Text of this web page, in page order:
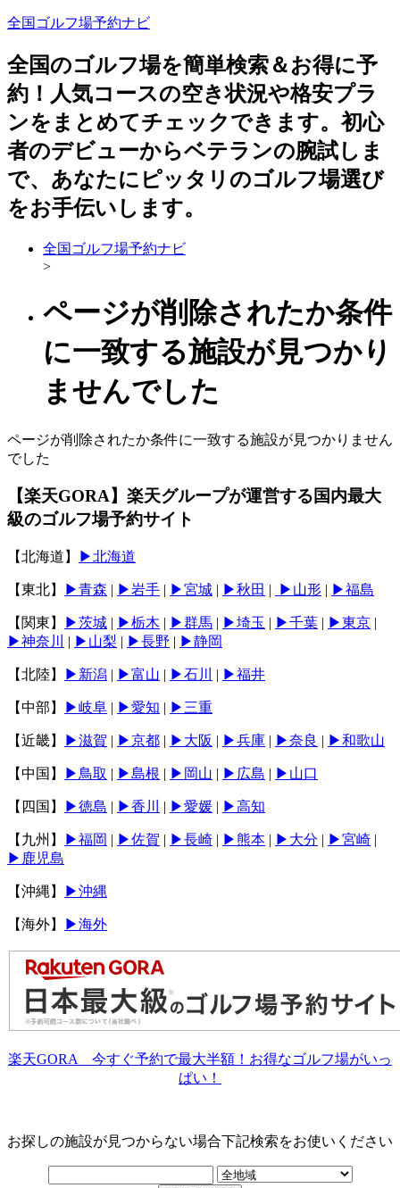
全国ゴルフ場予約ナビ
全国のゴルフ場を簡単検索＆お得に予
約！人気コースの空き状況や格安プラ
ンをまとめてチェックできます。初心
者のデビューからベテランの腕試しま
で、あなたにピッタリのゴルフ場選び
をお手伝いします。
全国ゴルフ場予約ナビ
>
ページが削除されたか条件
に一致する施設が見つかり
ませんでした
ページが削除されたか条件に一致する施設が見つかりません
でした
【楽天GORA】楽天グループが運営する国内最大
級のゴルフ場予約サイト
【北海道】 ▶北海道
【東北】 ▶青森 | ▶岩手 | ▶宮城 | ▶秋田 | ▶山形 | ▶福島
【関東】 ▶︎茨城 | ▶︎栃木 | ▶︎群馬 | ▶︎埼玉 | ▶︎千葉 | ▶︎東京 |
▶︎神奈川
| ▶︎山梨 | ▶︎長野 | ▶︎静岡
【北陸】 ▶︎新潟 | ▶︎富山 | ▶︎石川 | ▶︎福井
【中部】 ▶︎岐阜 | ▶︎愛知 | ▶︎三重
【近畿】 ▶︎滋賀 | ▶︎京都 | ▶︎大阪 | ▶︎兵庫 | ▶︎奈良 | ▶︎和歌山
【中国】 ▶︎鳥取 | ▶︎島根 | ▶︎岡山 | ▶︎広島 | ▶︎山口
【四国】 ▶︎徳島 | ▶︎香川 | ▶︎愛媛 | ▶︎高知
【九州】 ▶︎福岡 | ▶︎佐賀 | ▶︎長崎 | ▶︎熊本 | ▶︎大分 | ▶︎宮崎 |
▶︎鹿児島
【沖縄】 ▶︎沖縄
【海外】 ▶海外
楽天GORA 今すぐ予約で最大半額！お得なゴルフ場がいっ
ぱい！
お探しの施設が見つからない場合下記検索をお使いください